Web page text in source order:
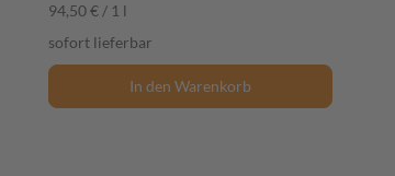
94,50 € / 1 l
sofort lieferbar
In den Warenkorb